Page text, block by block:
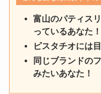
富山のパティス
っているあなた！
ピスタチオには
同じブランドの
みたいあなた！